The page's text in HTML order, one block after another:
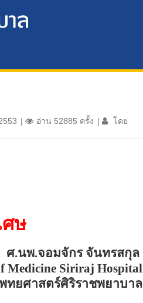
อ่าน 52885 ครั้ง โดย
ศษ
ศ.นพ.จอมจักร จันทรสกุล
Medicine Siriraj Hospital
ทยศาสตร์ศิริราชพยาบาล